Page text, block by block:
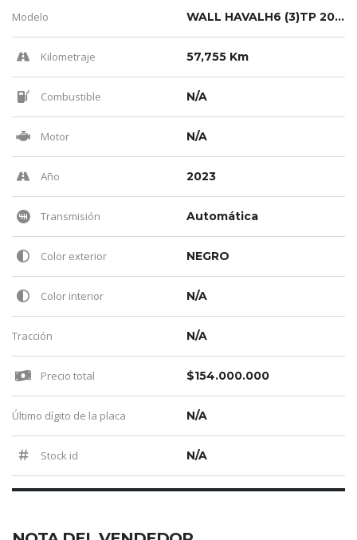
Modelo WALL HAVALH6 (3)TP 2000CC T 4X2 8AB ABS CT TC
Kilometraje 57,755 Km
Combustible N/A
Motor N/A
Año 2023
Transmisión Automática
Color exterior NEGRO
Color interior N/A
Tracción N/A
Precio total $154.000.000
Último dígito de la placa N/A
Stock id N/A